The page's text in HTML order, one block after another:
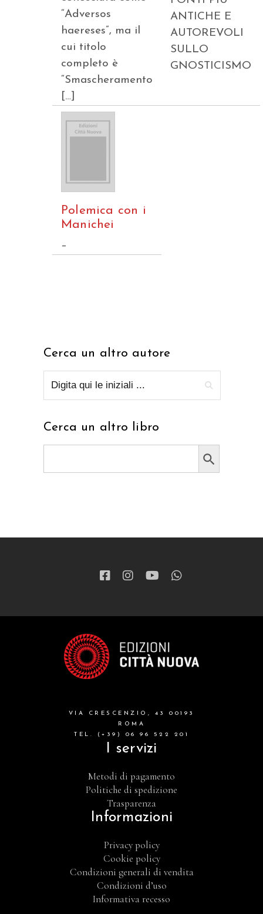
“Adversos
haereses”, ma il
cui titolo
completo è
“Smascheramento
[…]
ANTICHE E
AUTOREVOLI
SULLO
GNOSTICISMO
Polemica con i
Manichei
–
Cerca un altro autore
Cerca un altro libro
Search Button
VIA CRESCENZIO, 43 00193
ROMA
TEL. (+39) 06 96 522 201
I servizi
Metodi di pagamento
Politiche di spedizione
Trasparenza
Informazioni
Privacy policy
Cookie policy
Condizioni generali di vendita
Condizioni d’uso
Informativa recesso